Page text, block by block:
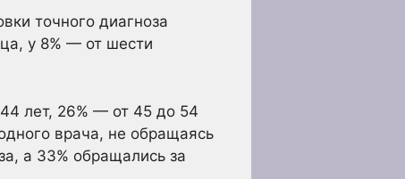
точного диагноза
у 8% — от шести
лет, 26% — от 45 до 54
врача, не обращаясь
а 33% обращались за